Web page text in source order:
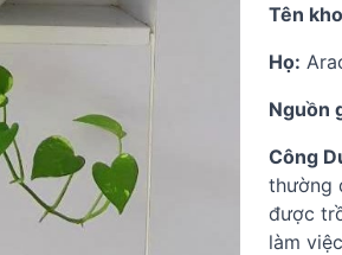
Tên
Họ:
Nguồn
Công
thường
được
làm